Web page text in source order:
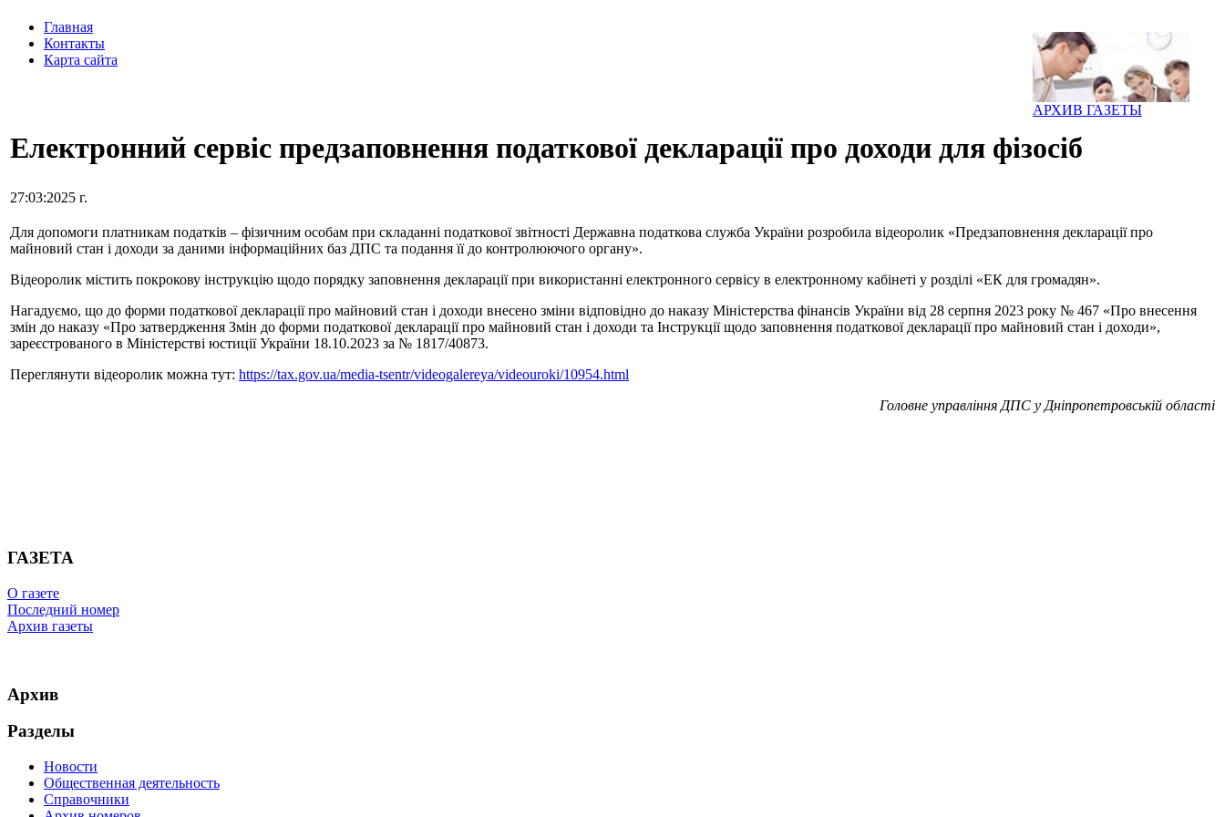
АРХИВ ГАЗЕТЫ
Главная
Контакты
Карта сайта
Електронний сервіс предзаповнення податкової декларації про доходи для фізосіб
27:03:2025 г.
Для допомоги платникам податків – фізичним особам при складанні податкової звітності Державна податкова служба України розробила відеоролик «Предзаповнення декларації про
майновий стан і доходи за даними інформаційних баз ДПС та подання її до контролюючого органу».
Відеоролик містить покрокову інструкцію щодо порядку заповнення декларації при використанні електронного сервісу в електронному кабінеті у розділі «ЕК для громадян».
Нагадуємо, що до форми податкової декларації про майновий стан і доходи внесено зміни відповідно до наказу Міністерства фінансів України від 28 серпня 2023 року № 467 «Про внесення
змін до наказу «Про затвердження Змін до форми податкової декларації про майновий стан і доходи та Інструкції щодо заповнення податкової декларації про майновий стан і доходи»,
зареєстрованого в Міністерстві юстиції України 18.10.2023 за № 1817/40873.
Переглянути відеоролик можна тут: https://tax.gov.ua/media-tsentr/videogalereya/videouroki/10954.html
Головне управління ДПС у Дніпропетровській області
ГАЗЕТА
О газете
Последний номер
Архив газеты
Архив
Разделы
Новости
Общественная деятельность
Справочники